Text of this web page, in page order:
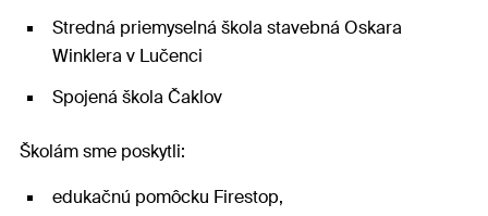
Stredná priemyselná škola stavebná Oskara
Winklera v Lučenci
Spojená škola Čaklov
Školám sme poskytli:
edukačnú pomôcku Firestop,